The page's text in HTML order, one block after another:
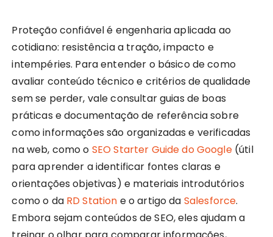
Proteção confiável é engenharia aplicada ao
cotidiano: resistência a tração, impacto e
intempéries. Para entender o básico de como
avaliar conteúdo técnico e critérios de qualidade
sem se perder, vale consultar guias de boas
práticas e documentação de referência sobre
como informações são organizadas e verificadas
na web, como o SEO Starter Guide do Google(útil
para aprender a identificar fontes claras e
orientações objetivas) e materiais introdutórios
como o da RD Station e o artigo da Salesforce.
Embora sejam conteúdos de SEO, eles ajudam a